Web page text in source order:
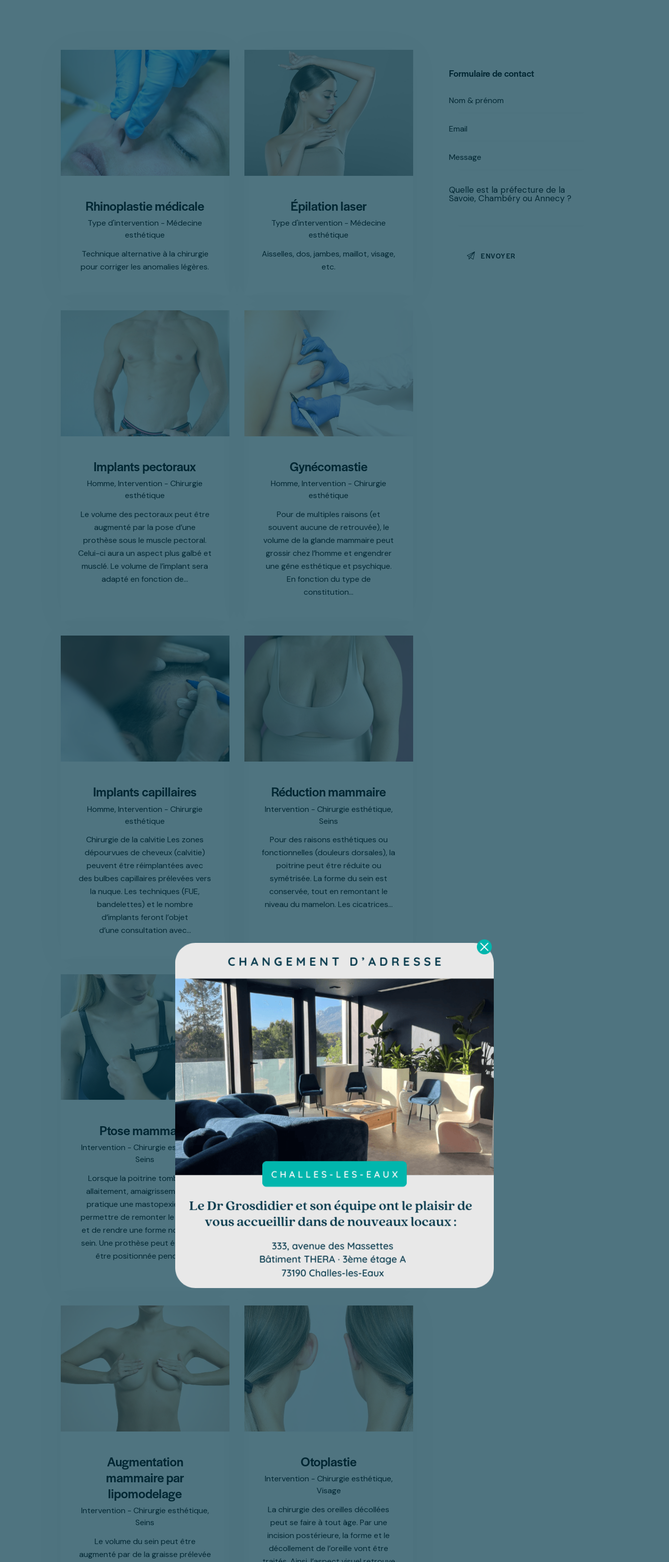
Rhinoplastie médicale
Type d'intervention - Médecine
esthétique
Technique alternative à la chirurgie
pour corriger les anomalies légères.
Épilation laser
Type d'intervention - Médecine
esthétique
Aisselles, dos, jambes, maillot, visage,
etc.
Implants pectoraux
Homme, Intervention - Chirurgie
esthétique
Le volume des pectoraux peut être
augmenté par la pose d’une
prothèse sous le muscle pectoral.
Celui-ci aura un aspect plus galbé et
musclé. Le volume de l’implant sera
adapté en fonction de…
Gynécomastie
Homme, Intervention - Chirurgie
esthétique
Pour de multiples raisons (et
souvent aucune de retrouvée), le
volume de la glande mammaire peut
grossir chez l’homme et engendrer
une gêne esthétique et psychique.
En fonction du type de
constitution…
Implants capillaires
Homme, Intervention - Chirurgie
esthétique
Chirurgie de la calvitie Les zones
dépourvues de cheveux (calvitie)
peuvent être réimplantées avec
des bulbes capillaires prélevées vers
la nuque. Les techniques (FUE,
bandelettes) et le nombre
d’implants feront l’objet
d’une consultation avec…
Réduction mammaire
Intervention - Chirurgie esthétique,
Seins
Pour des raisons esthétiques ou
fonctionnelles (douleurs dorsales), la
poitrine peut être réduite ou
symétrisée. La forme du sein est
conservée, tout en remontant le
niveau du mamelon. Les cicatrices…
Ptose mammaire
Intervention - Chirurgie esthétique,
Seins
Lorsque la poitrine tombe (âge,
allaitement, amaigrissement), on
pratique une mastopexie, qui va
permettre de remonter le mamelon
et de rendre une forme normale au
sein. Une prothèse peut également
être positionnée pendant…
Augmentation
mammaire par prothèse
à Chambéry
Intervention - Chirurgie esthétique,
Seins
L’objectif de cette chirurgie est de
venir augmenter le volume de votre
la glande on obtient un galbe plus
généreux tout en gardant un…
Augmentation
mammaire par
lipomodelage
Intervention - Chirurgie esthétique,
Seins
Le volume du sein peut être
augmenté par de la graisse prélevée
Otoplastie
Intervention - Chirurgie esthétique,
Visage
La chirurgie des oreilles décollées
peut se faire à tout âge. Par une
incision postérieure, la forme et le
décollement de l’oreille vont être
Formulaire de contact
Quelle est la préfecture de la
Savoie, Chambéry ou Annecy ?